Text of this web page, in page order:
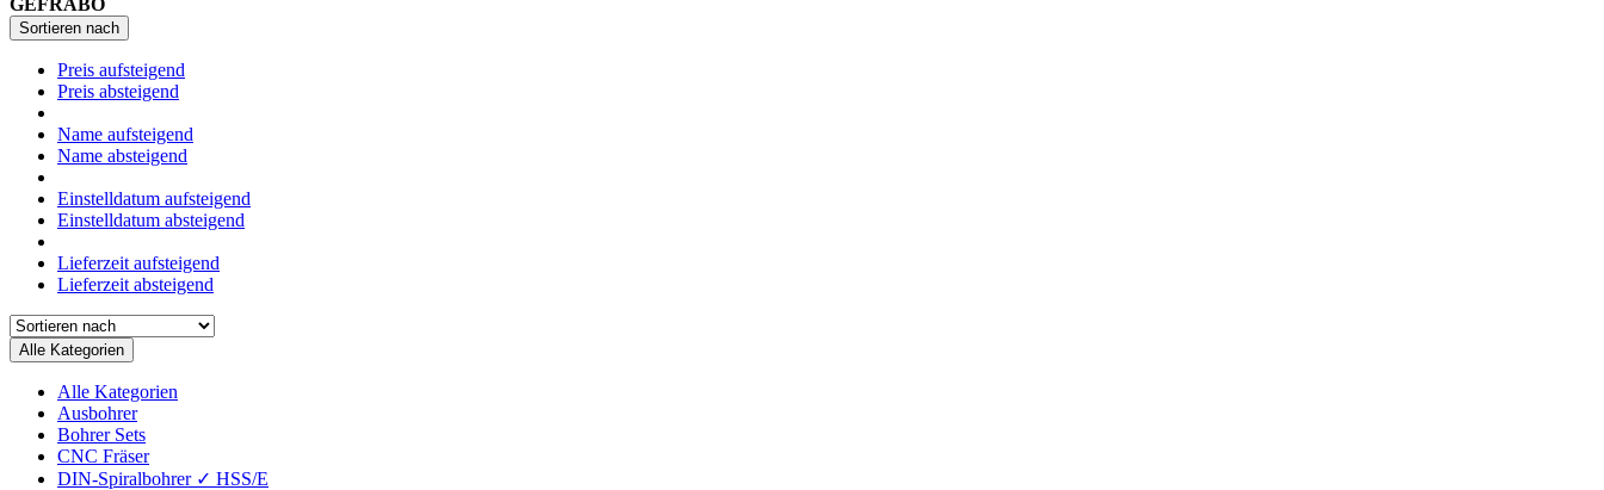
GEFRABO
Sortieren nach
Preis aufsteigend
Preis absteigend
Name aufsteigend
Name absteigend
Einstelldatum aufsteigend
Einstelldatum absteigend
Lieferzeit aufsteigend
Lieferzeit absteigend
Alle Kategorien
Alle Kategorien
Ausbohrer
Bohrer Sets
CNC Fräser
DIN-Spiralbohrer ✓ HSS/E